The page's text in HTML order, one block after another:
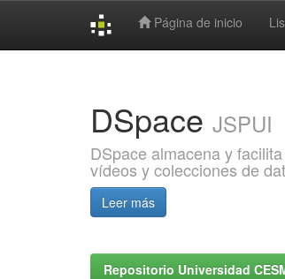
Página de inicio
DSpace JSPUI
DSpace almacena y
vídeos y colecciones de
Leer más
Repositorio Universidad